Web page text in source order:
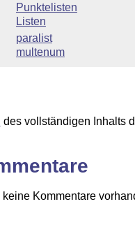
Punktelisten
Listen
paralist
multenum
des vollständigen Inhalts
Kommentare